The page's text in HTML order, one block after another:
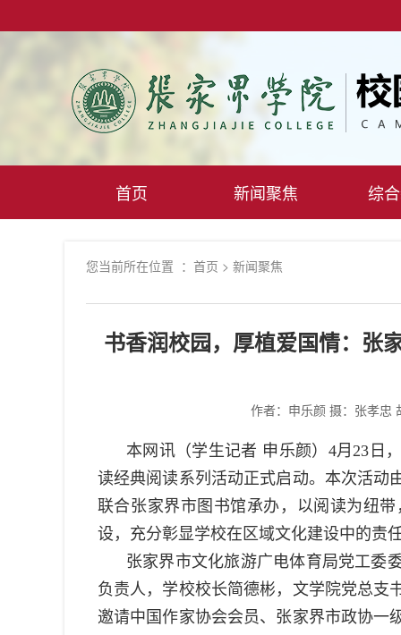
首页 新闻聚焦 综
您当前所在位置 ： 首页 > 新闻聚焦
书香润校园，厚植爱国情：张
作者：申乐颜 摄：张孝忠
本网讯（学生记者 申乐颜） 4月23日
读经典阅读系列活动正式启动。本次活动
联合张家界市图书馆承办，以阅读为纽
设，充分彰显学校在区域文化建设中的责
张家界市文化旅游广电体育局党工委
负责人，学校校长简德彬，文学院党总支
邀请中国作家协会会员、张家界市政协一